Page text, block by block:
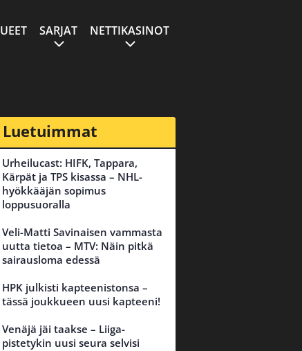
SARJAT NETTIKASINOT
Luetuimmat
Urheilucast: HIFK, Tappara,
Kärpät ja TPS kisassa – NHL-
hyökkääjän sopimus
loppusuoralla
Veli-Matti Savinaisen vammasta
uutta tietoa – MTV: Näin pitkä
sairausloma edessä
HPK julkisti kapteenistonsa –
tässä joukkueen uusi kapteeni!
Venäjä jäi taakse – Liiga-
pistetykin uusi seura selvisi